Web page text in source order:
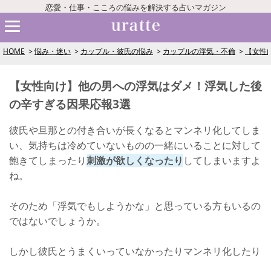
恋愛・仕事・こころの悩みを解決する占いマガジン
HOME 悩み・迷い カップル・彼氏の悩み カップルの浮気・不倫 【女
【女性向け】他の男への浮気はダメ！浮気した後
の辛すぎる因果応報3選
彼氏や旦那との付き合いが長くなるとマンネリ化してしま
い、気持ちは冷めていないものの一緒にいることに対して
飽きてしまったり刺激が欲しくなったり してしまいますよ
ね。
そのため「浮気でもしようかな」と思っている方もいるの
ではないでしょうか。
しかし彼氏とうまくいっていなかったりマンネリ化したり